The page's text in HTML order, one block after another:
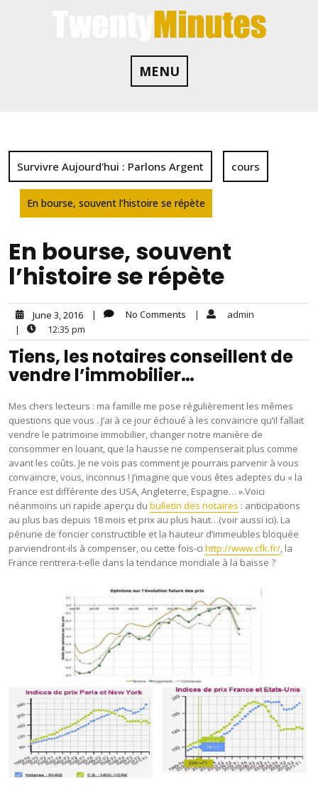
MENU
Survivre Aujourd'hui : Parlons Argent cours
En bourse, souvent l’histoire se répète
En bourse, souvent
l’histoire se répète
June 3, 2016 | No Comments |
admin
|
12:35 pm
Tiens, les notaires conseillent de
vendre l’immobilier…
Mes chers lecteurs : ma famille me pose régulièrement les mêmes
questions que vous . J’ai à ce jour échoué à les convaincre qu’il fallait
vendre le patrimoine immobilier, changer notre manière de
consommer en louant, que la hausse ne compenserait plus comme
avant les coûts. Je ne vois pas comment je pourrais parvenir à vous
convaincre, vous, inconnus ! J’imagine que vous êtes adeptes du « la
France est différente des USA, Angleterre, Espagne… ».Voici
néanmoins un rapide aperçu du bulletin des notaires : anticipations
au plus bas depuis 18 mois et prix au plus haut…(voir aussi ici). La
pénurie de foncier constructible et la hauteur d’immeubles bloquée
parviendront-ils à compenser, ou cette fois-ci http://www.cfk.fr/, la
France rentrera-t-elle dans la tendance mondiale à la baisse ?